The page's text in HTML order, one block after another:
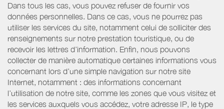
Dans tous les cas, vous pouvez refuser de fournir vos
données personnelles. Dans ce cas, vous ne pourrez pas
utiliser les services du site, notamment celui de solliciter des
renseignements sur notre prestation touristique, ou de
recevoir les lettres d’information. Enfin, nous pouvons
collecter de manière automatique certaines informations vous
concernant lors d’une simple navigation sur notre site
Internet, notamment : des informations concernant
l’utilisation de notre site, comme les zones que vous visitez et
les services auxquels vous accédez, votre adresse IP, le type